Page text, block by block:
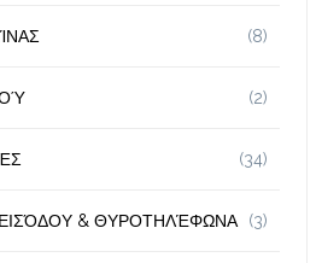
(8)
(2)
(34)
& ΘΥΡΟΤΗΛΈΦΩΝΑ (3)